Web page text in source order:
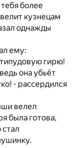
более
кузнецам
однажды
ему:
гирю!
она убьёт
- рассердился
велел
была готова,